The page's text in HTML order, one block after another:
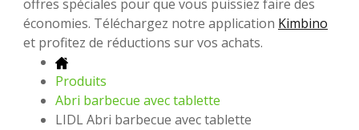
offres spéciales pour que vous puissiez faire des
économies. Téléchargez notre application Kimbino
et profitez de réductions sur vos achats.
Produits
Abri barbecue avec tablette
LIDL Abri barbecue avec tablette